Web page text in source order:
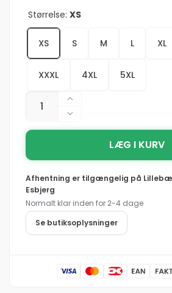
Størrelse: XS
XS S M L XL
XXXL 4XL 5XL
Antal
Øg
antallet
for
Portwest
vinter
RT30
Reducer
antallet
Portwest
vis
trafikjakke
RT30
LÆG I KURV
Afhentning er tilgængelig på
Esbjerg
Normalt klar inden for 2-4 dage
Se butiksoplysninger